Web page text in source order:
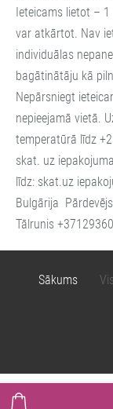
Ieteicams lietot –
var atkārtot. Nav
individuālas
bagātinātāju kā
Nepārsniegt
nepieejamā vietā.
temperatūrā līdz
skat. uz
līdz: skat.uz
Bulgārija
Tālrunis
Sākums